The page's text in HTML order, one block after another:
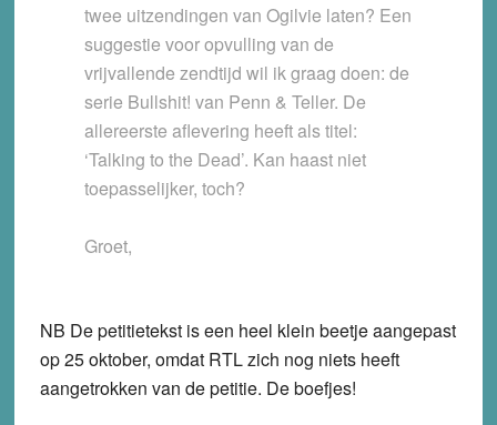
twee uitzendingen van Ogilvie laten? Een
suggestie voor opvulling van de
vrijvallende zendtijd wil ik graag doen: de
serie Bullshit! van Penn & Teller. De
allereerste aflevering heeft als titel:
‘Talking to the Dead’. Kan haast niet
toepasselijker, toch?
Groet,
NB De petitietekst is een heel klein beetje aangepast
op 25 oktober, omdat RTL zich nog niets heeft
aangetrokken van de petitie. De boefjes!